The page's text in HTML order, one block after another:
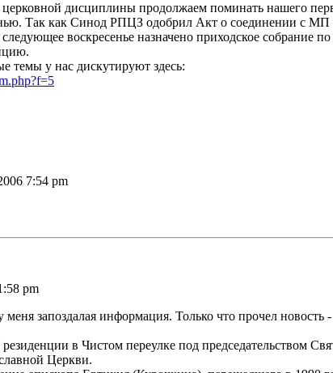
дисциплины продолжаем поминать нашего
Так как Синод РПЦЗ одобрил Акт о соединении с МП
воскресенье назначено приходское собрание
темы у нас дискутируют здесь:
7:54 pm
pm
меня запоздалая информация. Только что прочел
в Чистом переулке под председательством
Церкви.